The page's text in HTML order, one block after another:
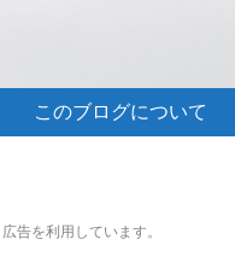
このブログについて
告を利用しています。